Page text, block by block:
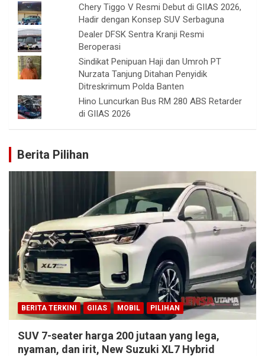
Chery Tiggo V Resmi Debut di GIIAS 2026,
Hadir dengan Konsep SUV Serbaguna
Dealer DFSK Sentra Kranji Resmi
Beroperasi
Sindikat Penipuan Haji dan Umroh PT
Nurzata Tanjung Ditahan Penyidik
Ditreskrimum Polda Banten
Hino Luncurkan Bus RM 280 ABS Retarder
di GIIAS 2026
Berita Pilihan
BERITA TERKINI GIIAS MOBIL PILIHAN
SUV 7-seater harga 200 jutaan yang lega,
nyaman, dan irit, New Suzuki XL7 Hybrid